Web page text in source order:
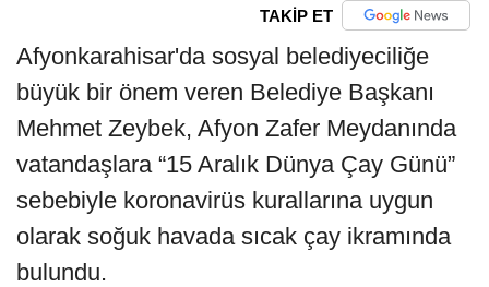
TAKİP ET
Afyonkarahisar'da sosyal belediyeciliğe
büyük bir önem veren Belediye Başkanı
Mehmet Zeybek, Afyon Zafer Meydanında
vatandaşlara “15 Aralık Dünya Çay Günü”
sebebiyle koronavirüs kurallarına uygun
olarak soğuk havada sıcak çay ikramında
bulundu.